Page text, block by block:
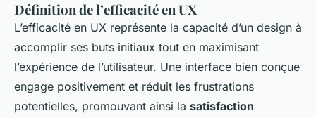
Définition de l’efficacité en UX
L’efficacité en UX représente la capacité d’un design à
accomplir ses buts initiaux tout en maximisant
l’expérience de l’utilisateur. Une interface bien conçue
engage positivement et réduit les frustrations
potentielles, promouvant ainsi la satisfaction